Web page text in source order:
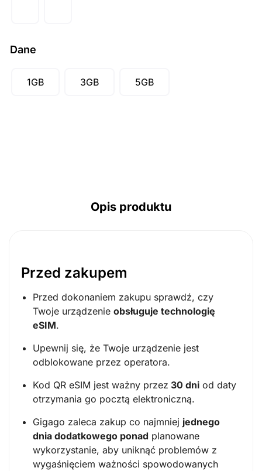
Dane
1GB 3GB 5GB
Opis produktu
Przed zakupem
Przed dokonaniem zakupu sprawdź, czy
Twoje urządzenie obsługuje technologię
eSIM.
Upewnij się, że Twoje urządzenie jest
odblokowane przez operatora.
Kod QR eSIM jest ważny przez 30 dni od daty
otrzymania go pocztą elektroniczną.
Gigago zaleca zakup co najmniej jednego
dnia dodatkowego ponad planowane
wykorzystanie, aby uniknąć problemów z
wygaśnięciem ważności spowodowanych